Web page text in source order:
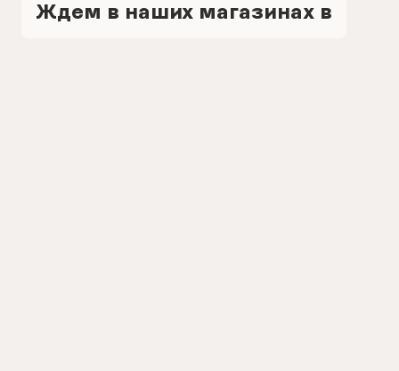
Ждем в наших магазинах в